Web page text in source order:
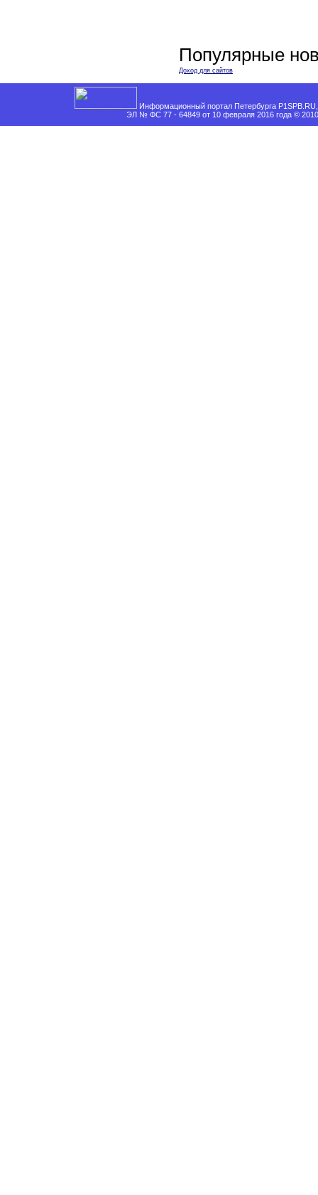
Популярные
Доход для сайтов
Информационный портал Петербурга
ЭЛ № ФС 77 - 64849 от 10 февраля 2016 года ©